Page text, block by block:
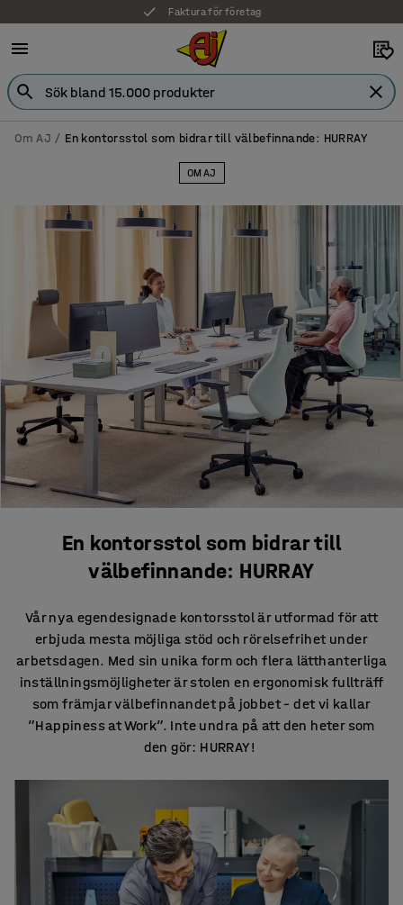
7 års garanti
Om AJ En kontorsstol som bidrar till välbefinnande: HURRAY
OM AJ
En kontorsstol som bidrar till
välbefinnande: HURRAY
Vår nya egendesignade kontorsstol är utformad för att
erbjuda mesta möjliga stöd och rörelsefrihet under
arbetsdagen. Med sin unika form och flera lätthanterliga
inställningsmöjligheter är stolen en ergonomisk fullträff
som främjar välbefinnandet på jobbet – det vi kallar
”Happiness at Work”. Inte undra på att den heter som
den gör: HURRAY!